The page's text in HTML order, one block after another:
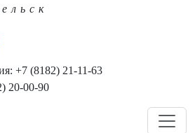
+7 (8182) 21-11-63
20-00-90